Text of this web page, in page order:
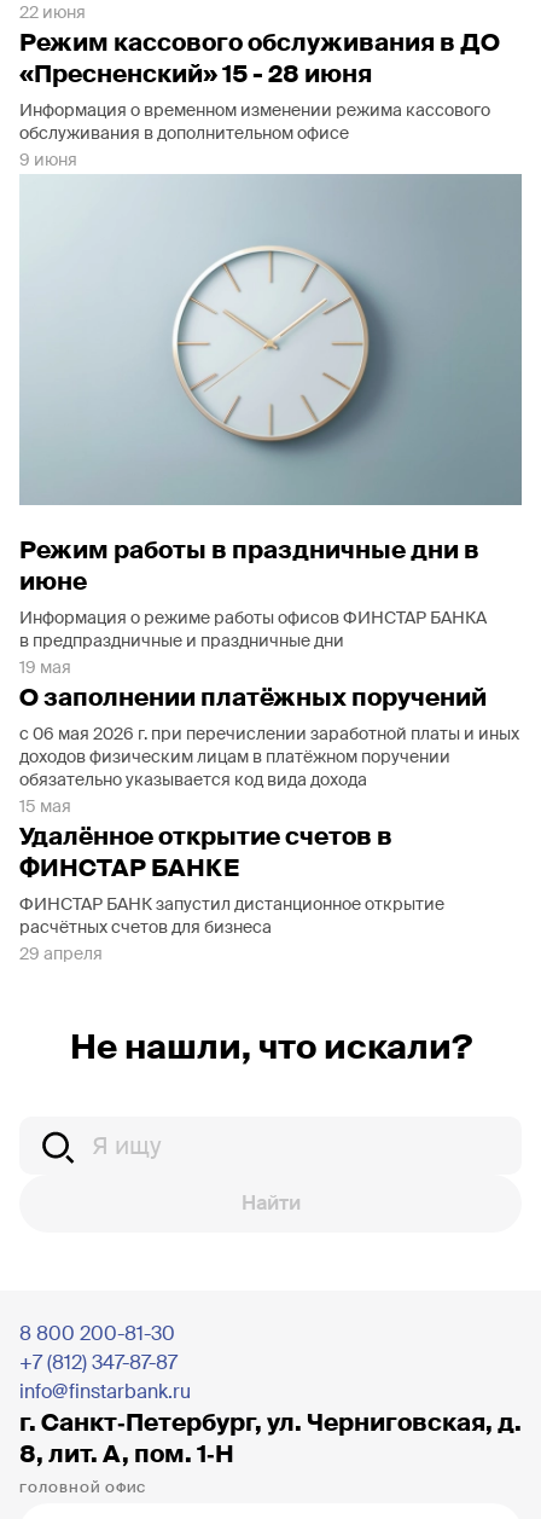
22 июня
Режим кассового обслуживания в ДО
«Пресненский» 15 - 28 июня
Информация о временном изменении режима кассового
обслуживания в дополнительном офисе
9 июня
Режим работы в праздничные дни в
июне
Информация о режиме работы офисов ФИНСТАР БАНКА
в предпраздничные и праздничные дни
19 мая
О заполнении платёжных поручений
с 06 мая 2026 г. при перечислении заработной платы и иных
доходов физическим лицам в платёжном поручении
обязательно указывается код вида дохода
15 мая
Удалённое открытие счетов в
ФИНСТАР БАНКЕ
ФИНСТАР БАНК запустил дистанционное открытие
расчётных счетов для бизнеса
29 апреля
Не нашли, что искали?
Найти
8 800 200-81-30
+7 (812) 347-87-87
info@finstarbank.ru
г. Санкт‐Петербург, ул. Черниговская, д.
8, лит. А, пом. 1‐Н
ГОЛОВНОЙ ОФИС